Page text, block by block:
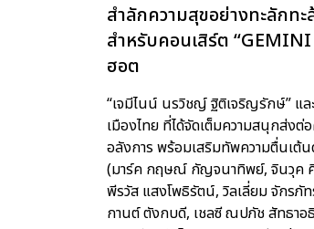
สำลักความสุขอย่างทะลักท
สำหรับคอนเสิร์ต
ฮอต
“เจมีไนน์ นรวิชญ์ ฐิติเจริญรักษ์” แ
เมืองไทย ที่ได้จัดเต็มความสนุกส่ง
อลังการ พร้อมเสริมทัพความตื่นเต้
(มาร์ค กฤษณ์ กัญจนาทิพย์, จินวุค
พีรวัส แสงโพธิรัตน์, วิลเลี่ยม จักร
กานต์ ตังกบดี, เชลซี ณปภัช สัทธา